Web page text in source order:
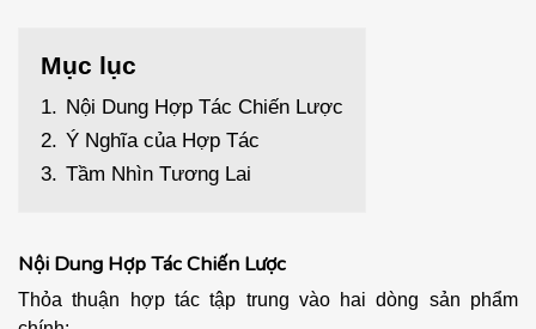
Mục lục
1. Nội Dung Hợp Tác Chiến Lược
2. Ý Nghĩa của Hợp Tác
3. Tầm Nhìn Tương Lai
Nội Dung Hợp Tác Chiến Lược
Thỏa thuận hợp tác tập trung vào hai dòng sản phẩm